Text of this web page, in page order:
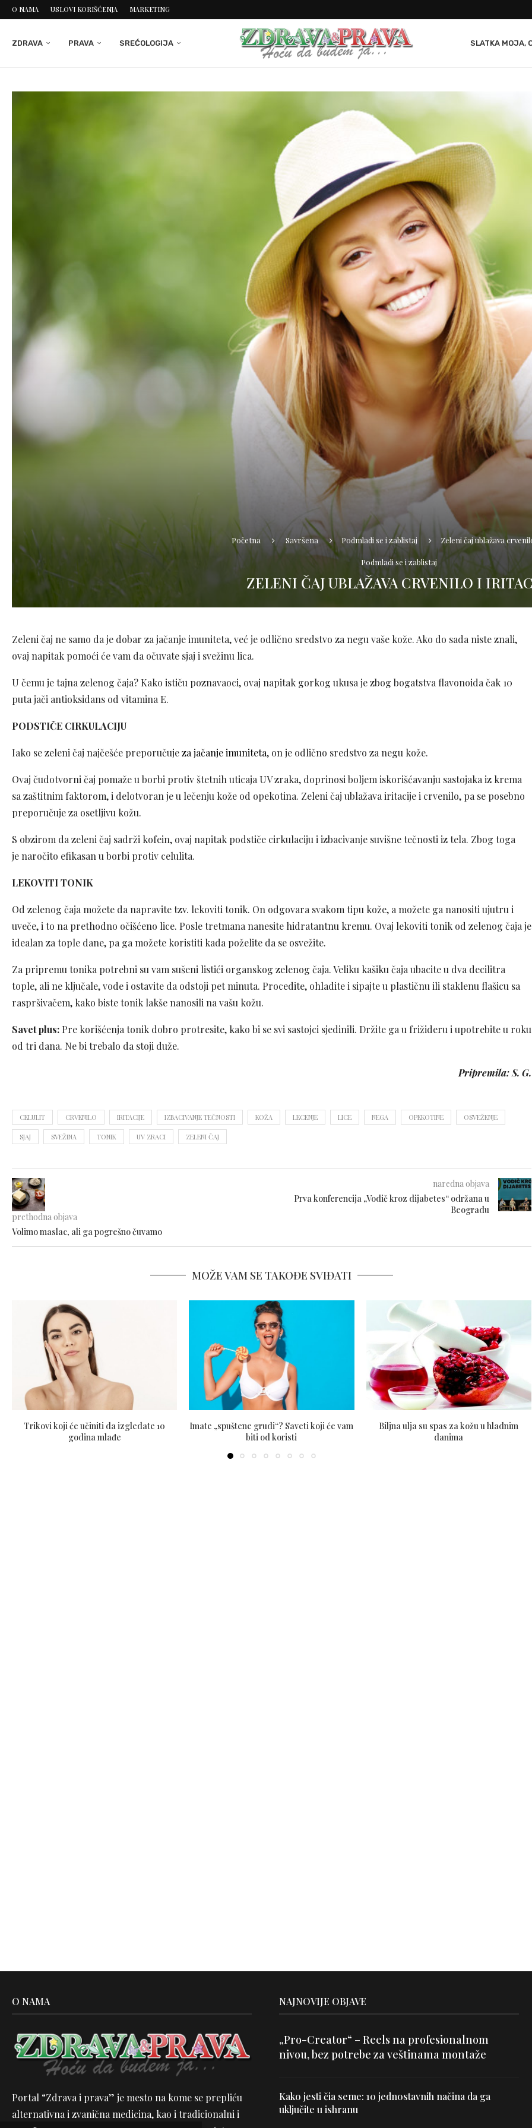
O NAMA USLOVI KORIŠĆENJA MARKETING
ZDRAVA PRAVA SREĆOLOGIJA SLATKA MOJA,
Početna Savršena Podmladi se i zablistaj Zeleni čaj ublažava
Podmladi se i zablistaj
ZELENI ČAJ UBLAŽAVA CRVENILO I
Zeleni čaj ne samo da je dobar za jačanje imuniteta, već je odlično sredstvo za negu vaše kože. Ako do sada niste znali,
ovaj napitak pomoći će vam da očuvate sjaj i svežinu lica.
U čemu je tajna zelenog čaja? Kako ističu poznavaoci, ovaj napitak gorkog ukusa je zbog bogatstva flavonoida čak 10
puta jači antioksidans od vitamina E.
PODSTIČE CIRKULACIJU
Iako se zeleni čaj najčešće preporučujeza jačanje imuniteta, on je odlično sredstvo za negu kože.
Ovaj čudotvorni čaj pomaže u borbi protiv štetnih uticaja UV zraka, doprinosi boljem iskorišćavanju sastojaka iz krema
sa zaštitnim faktorom, i delotvoran je u lečenju kože od opekotina. Zeleni čaj ublažava iritacije i crvenilo, pa se posebno
preporučuje za osetljivu kožu.
S obzirom da zeleni čaj sadrži kofein, ovaj napitak podstiče cirkulaciju i izbacivanje suvišne tečnosti iz tela. Zbog toga
je naročito efikasan u borbi protiv celulita.
LEKOVITI TONIK
Od zelenog čaja možete da napravite tzv. lekoviti tonik. On odgovara svakom tipu kože, a možete ga nanositi ujutru i
uveče, i to na prethodno očišćeno lice. Posle tretmana nanesite hidratantnu kremu. Ovaj lekoviti tonik od zelenog čaja je
idealan za tople dane, pa ga možete koristiti kada poželite da se osvežite.
Za pripremu tonika potrebni su vam sušeni listići organskog zelenog čaja. Veliku kašiku čaja ubacite u dva decilitra
tople, ali ne ključale, vode i ostavite da odstoji pet minuta. Procedite, ohladite i sipajte u plastičnu ili staklenu flašicu sa
raspršivačem, kako biste tonik lakše nanosili na vašu kožu.
Savet plus: Pre korišćenja tonik dobro protresite, kako bi se svi sastojci sjedinili. Držite ga u frižideru i upotrebite u roku
od tri dana. Ne bi trebalo da stoji duže.
Pripremila: S. G.
CELULIT CRVENILO IRITACIJE IZBACIVANJE TEČNOSTI KOŽA LECENJE LICE NEGA OPEKOTINE OSVEŽENJE
SJAJ SVEŽINA TONIK UV ZRACI ZELENI ČAJ
prethodna objava
Volimo maslac, ali ga pogrešno čuvamo
naredna objava
Prva konferencija „Vodič kroz dijabetes“ održana u
Beogradu
MOŽE VAM SE TAKOĐE SVIĐATI
Trikovi koji će učiniti da izgledate 10
godina mlađe
Imate „spuštene grudi“? Saveti koji će vam
biti od koristi
Biljna ulja su spas za kožu u hladnim
danima
O NAMA
Portal “Zdrava i prava” je mesto na kome se prepliću
alternativna i zvanična medicina, kao i tradicionalni i
NAJNOVIJE OBJAVE
„Pro-Creator“ – Reels na profesionalnom
nivou, bez potrebe za veštinama montaže
Kako jesti čia seme: 10 jednostavnih načina da ga
uključite u ishranu